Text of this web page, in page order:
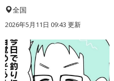
全国
2026年5月11日 09:43 更新